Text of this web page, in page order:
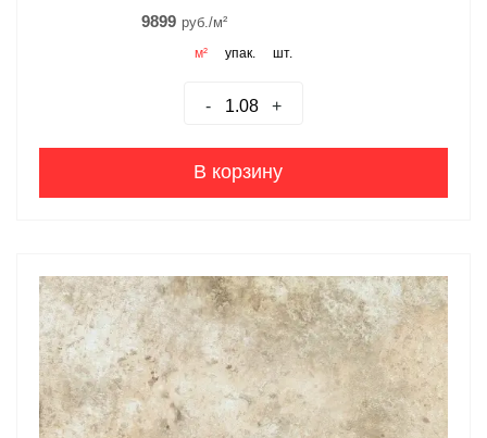
9899 руб./м²
м² упак. шт.
- +
В корзину